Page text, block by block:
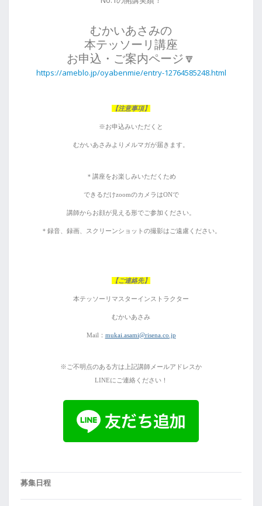
むかいあさみの
本テッソーリ講座
お申込・ご案内ページ🔽
https://ameblo.jp/oyabenmie/entry-12764585248.html
【注意事項】
※お申込みいただくと
むかいあさみよりメルマガが届きます。
＊ 講座をお楽しみいただくため
できるだけzoomのカメラはONで
講師からお顔が見える形でご参加ください。
＊ 録音、録画、スクリーンショットの撮影はご遠慮ください。
【ご連絡先】
本テッソーリマスターインストラクター
むかいあさみ
Mail： mukai.asami@risena.co.jp
※ご不明点のある方は 上記講師メールアドレスか
LINEにご連絡ください！
募集日程